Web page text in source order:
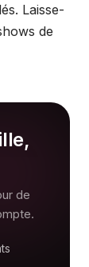
Laisse-
de
de